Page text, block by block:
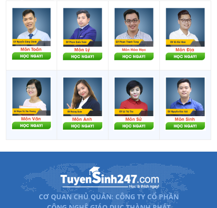
tiếng
Tâm lý
học
dục
tạo
bằng
tiếng
X74 24.19
học
giáo
dục
(đào
X70 24.5
CƠ QUAN CHỦ QUẢN: CÔNG TY CỔ PHẦN